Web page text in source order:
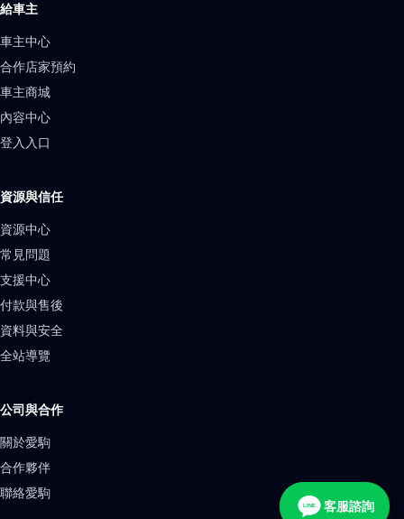
給車主
車主中心
合作店家預約
車主商城
內容中心
登入入口
資源與信任
資源中心
常見問題
支援中心
付款與售後
資料與安全
全站導覽
公司與合作
關於愛駒
合作夥伴
聯絡愛駒
LINE 客服諮詢